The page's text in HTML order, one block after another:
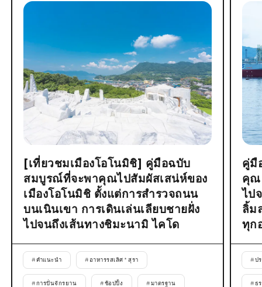
[เที่ยวชมเมืองโอโนมิชิ] คู่มือฉบับ
สมบูรณ์ที่จะพาคุณไปสัมผัสเสน่ห์ของ
เมืองโอโนมิชิ ตั้งแต่การสำรวจถนน
บนเนินเขา การเดินเล่นเลียบชายฝั่ง
ไปจนถึงเส้นทางชิมะนามิ ไคโด
#คำแนะนำ # อาหารรสเลิศ * สุรา
#การปั่นจักรยาน #ช้อปปิ้ง #มาตรฐาน
คู่มื
คุณ
ไป
ลิ้ม
ทุก
#ป
#ธ